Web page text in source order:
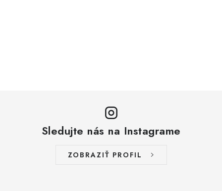
Sledujte nás na Instagrame
ZOBRAZIŤ PROFIL